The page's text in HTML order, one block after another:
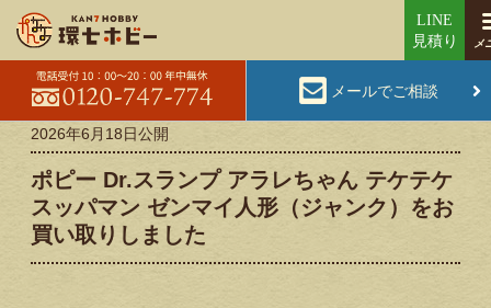
メールでご相談
2026年6月18日公開
ポピー Dr.スランプ アラレちゃん テケテケ
スッパマン ゼンマイ人形（ジャンク）をお
買い取りしました